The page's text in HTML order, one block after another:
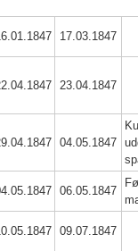
17.03.1847
23.04.1847
04.05.1847
06.05.1847
09.07.1847